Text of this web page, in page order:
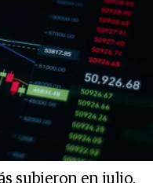
subieron en julio,